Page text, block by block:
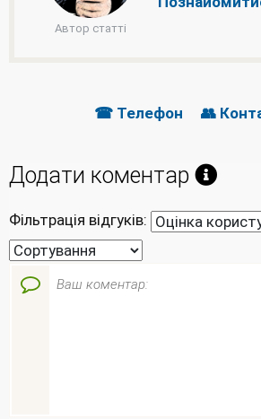
Автор статті
☎ Телефон 👥
Додати коментар
Фільтрація відгуків: